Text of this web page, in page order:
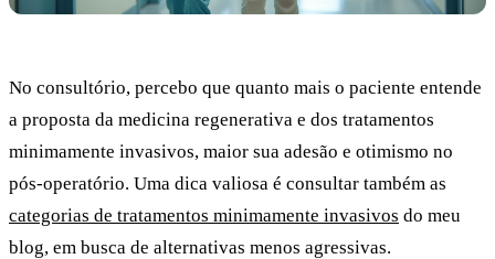
No consultório, percebo que quanto mais o paciente entende
a proposta da medicina regenerativa e dos tratamentos
minimamente invasivos, maior sua adesão e otimismo no
pós-operatório. Uma dica valiosa é consultar também as
categorias de tratamentos minimamente invasivos do meu
blog, em busca de alternativas menos agressivas.